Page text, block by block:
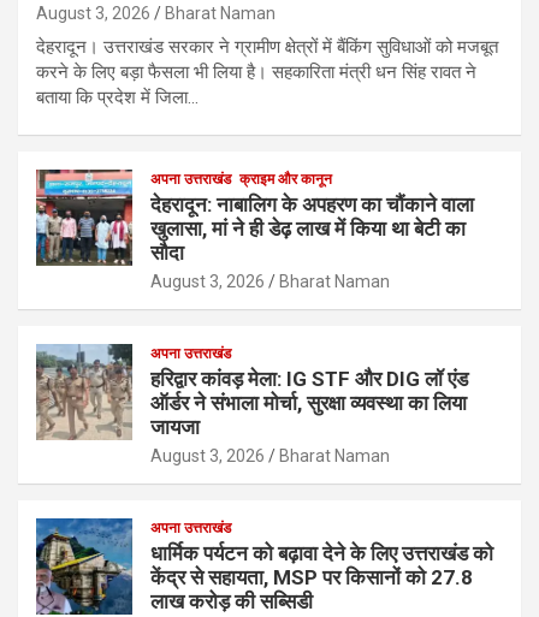
August 3, 2026 Bharat Naman
देहरादून। उत्तराखंड सरकार ने ग्रामीण क्षेत्रों में बैंकिंग सुविधाओं को मजबूत
करने के लिए बड़ा फैसला भी लिया है। सहकारिता मंत्री धन सिंह रावत ने
बताया कि प्रदेश में जिला…
अपना उत्तराखंड क्राइम और कानून
देहरादून: नाबालिग के अपहरण का चौंकाने वाला
खुलासा, मां ने ही डेढ़ लाख में किया था बेटी का
सौदा
August 3, 2026 Bharat Naman
अपना उत्तराखंड
हरिद्वार कांवड़ मेला: IG STF और DIG लॉ एंड
ऑर्डर ने संभाला मोर्चा, सुरक्षा व्यवस्था का लिया
जायजा
August 3, 2026 Bharat Naman
अपना उत्तराखंड
धार्मिक पर्यटन को बढ़ावा देने के लिए उत्तराखंड को
केंद्र से सहायता, MSP पर किसानों को 27.8
लाख करोड़ की सब्सिडी